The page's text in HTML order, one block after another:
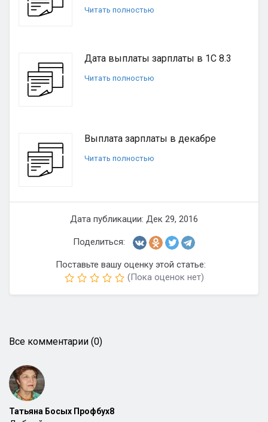
Читать полностью
Дата выплаты зарплаты в 1С 8.3
Читать полностью
Выплата зарплаты в декабре
Читать полностью
Дата публикации: Дек 29, 2016
Поделиться:
Поставьте вашу оценку этой статье:
(Пока оценок нет)
Все комментарии (0)
Татьяна Босых Профбух8